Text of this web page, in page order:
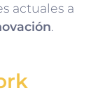
actuales a
.